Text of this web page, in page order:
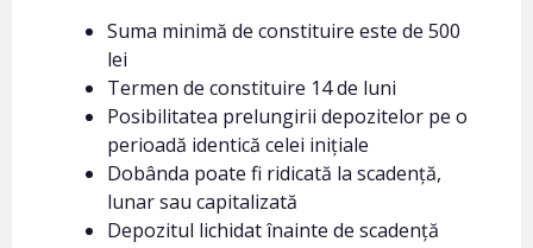
Suma minimă de constituire este de 500
lei
Termen de constituire 14 de luni
Posibilitatea prelungirii depozitelor pe o
perioadă identică celei inițiale
Dobânda poate fi ridicată la scadență,
lunar sau capitalizată
Depozitul lichidat înainte de scadență